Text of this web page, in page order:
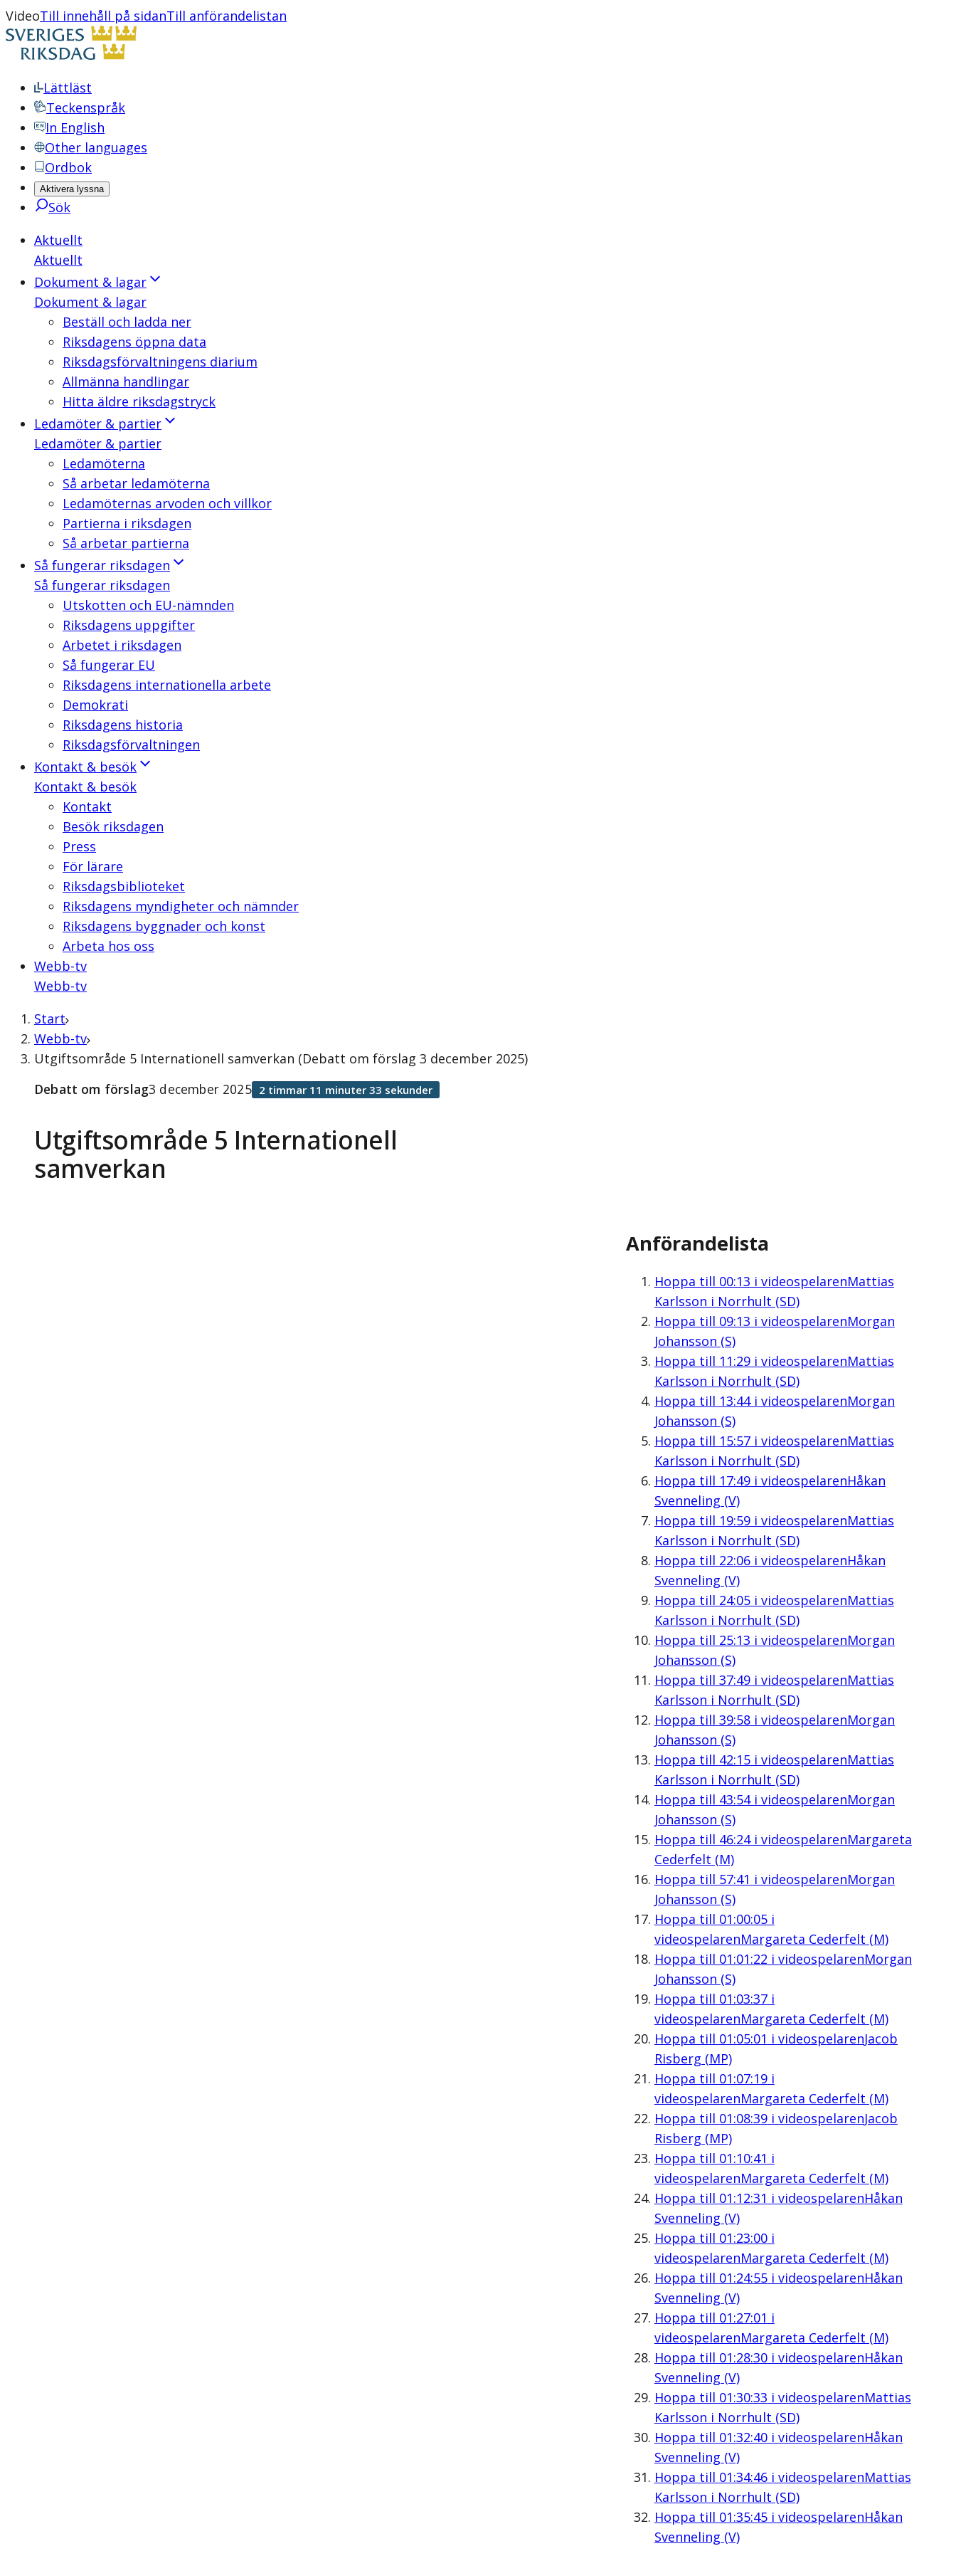
VideoTill innehåll på sidanTill anförandelistan
Lättläst
Teckenspråk
In English
Other languages
Ordbok
Aktivera lyssna
Sök
Aktuellt
Aktuellt
Dokument & lagar
Dokument & lagar
Beställ och ladda ner
Riksdagens öppna data
Riksdagsförvaltningens diarium
Allmänna handlingar
Hitta äldre riksdagstryck
Ledamöter & partier
Ledamöter & partier
Ledamöterna
Så arbetar ledamöterna
Ledamöternas arvoden och villkor
Partierna i riksdagen
Så arbetar partierna
Så fungerar riksdagen
Så fungerar riksdagen
Utskotten och EU-nämnden
Riksdagens uppgifter
Arbetet i riksdagen
Så fungerar EU
Riksdagens internationella arbete
Demokrati
Riksdagens historia
Riksdagsförvaltningen
Kontakt & besök
Kontakt & besök
Kontakt
Besök riksdagen
Press
För lärare
Riksdagsbiblioteket
Riksdagens myndigheter och nämnder
Riksdagens byggnader och konst
Arbeta hos oss
Webb-tv
Webb-tv
Start
Webb-tv
Utgiftsområde 5 Internationell samverkan (Debatt om förslag 3 december 2025)
Utgiftsområde 5 Internationell
samverkan
Debatt om förslag3 december 2025 2 timmar 11 minuter 33 sekunder
Anförandelista
Hoppa till 00:13 i videospelarenMattias
Karlsson i Norrhult (SD)
Hoppa till 09:13 i videospelarenMorgan
Johansson (S)
Hoppa till 11:29i videospelarenMattias
Karlsson i Norrhult (SD)
Hoppa till 13:44i videospelarenMorgan
Johansson (S)
Hoppa till 15:57i videospelarenMattias
Karlsson i Norrhult (SD)
Hoppa till 17:49i videospelarenHåkan
Svenneling (V)
Hoppa till 19:59i videospelarenMattias
Karlsson i Norrhult (SD)
Hoppa till 22:06i videospelarenHåkan
Svenneling (V)
Hoppa till 24:05i videospelarenMattias
Karlsson i Norrhult (SD)
Hoppa till 25:13 i videospelarenMorgan
Johansson (S)
Hoppa till 37:49i videospelarenMattias
Karlsson i Norrhult (SD)
Hoppa till 39:58i videospelarenMorgan
Johansson (S)
Hoppa till 42:15i videospelarenMattias
Karlsson i Norrhult (SD)
Hoppa till 43:54i videospelarenMorgan
Johansson (S)
Hoppa till 46:24i videospelarenMargareta
Cederfelt (M)
Hoppa till 57:41 i videospelarenMorgan
Johansson (S)
Hoppa till 01:00:05i
videospelarenMargareta Cederfelt (M)
Hoppa till 01:01:22 i videospelarenMorgan
Johansson (S)
Hoppa till 01:03:37i
videospelarenMargareta Cederfelt (M)
Hoppa till 01:05:01 i videospelarenJacob
Risberg (MP)
Hoppa till 01:07:19i
videospelarenMargareta Cederfelt (M)
Hoppa till 01:08:39i videospelarenJacob
Risberg (MP)
Hoppa till 01:10:41 i
videospelarenMargareta Cederfelt (M)
Hoppa till 01:12:31 i videospelarenHåkan
Svenneling (V)
Hoppa till 01:23:00i
videospelarenMargareta Cederfelt (M)
Hoppa till 01:24:55i videospelarenHåkan
Svenneling (V)
Hoppa till 01:27:01 i
videospelarenMargareta Cederfelt (M)
Hoppa till 01:28:30i videospelarenHåkan
Svenneling (V)
Hoppa till 01:30:33 i videospelarenMattias
Karlsson i Norrhult (SD)
Hoppa till 01:32:40i videospelarenHåkan
Svenneling (V)
Hoppa till 01:34:46i videospelarenMattias
Karlsson i Norrhult (SD)
Hoppa till 01:35:45i videospelarenHåkan
Svenneling (V)